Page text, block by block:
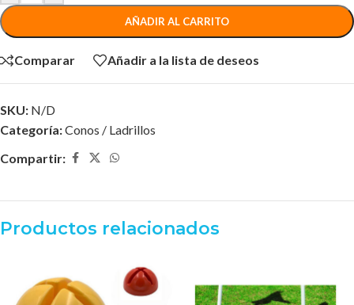
AÑADIR AL CARRITO
Comparar Añadir a la lista de deseos
SKU: N/D
Categoría:Conos / Ladrillos
Compartir:
Productos relacionados